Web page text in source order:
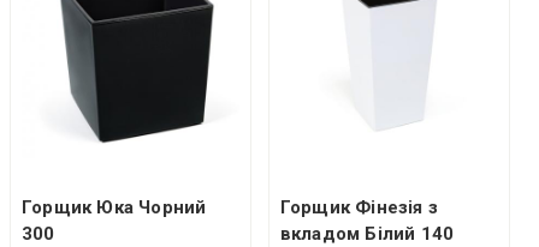
Горщик Юка Чорний
300
Горщик Фінезія з
вкладом Білий 140